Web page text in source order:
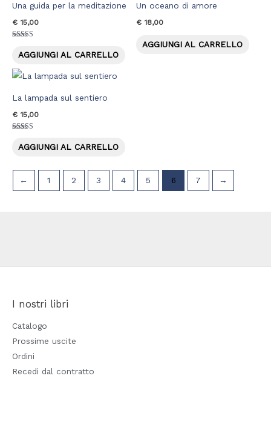
Una guida per la meditazione
€ 15,00
4.50
su 5
AGGIUNGI AL CARRELLO
Un oceano di amore
€ 18,00
AGGIUNGI AL CARRELLO
La lampada sul sentiero
€ 15,00
5.00
su 5
AGGIUNGI AL CARRELLO
← 1 2 3 4 5 6 7 →
I nostri libri
Catalogo
Prossime uscite
Ordini
Recedi dal contratto